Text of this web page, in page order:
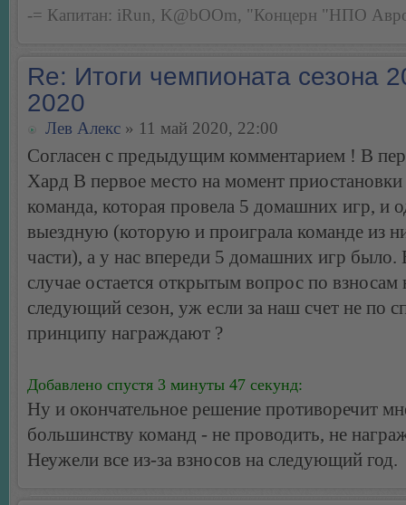
-= Капитан: iRun, K@bOOm, "Концерн "НПО
Re: Итоги чемпионата сезона
2020
Лев Алекс » 11 май 2020, 22:00
Согласен с предыдущим комментарием ! В
Хард В первое место на момент
команда, которая провела 5 домашних игр, и
выездную (которую и проиграла команде из
части), а у нас впереди 5 домашних игр было.
случае остается открытым вопрос по взносам
следующий сезон, уж если за наш счет не по
принципу награждают ?
Добавлено спустя 3 минуты 47 секунд:
Ну и окончательное решение противоречит
большинству команд - не проводить, не
Неужели все из-за взносов на следующий год.